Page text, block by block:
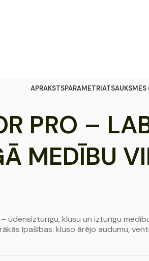
APRAKSTSPARAMETRI
PRO –
MEDĪBU
ūdensizturīgu, klusu un izturīgu
īpašības: kluso ārējo audumu,